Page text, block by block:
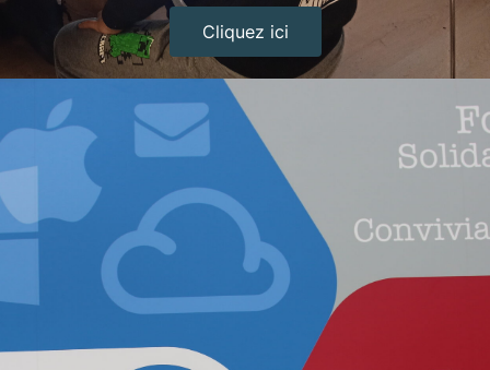
Cliquez ici